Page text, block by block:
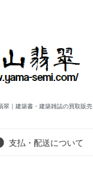
翠｜建築書・建築雑誌の買取販売
支払・配送について